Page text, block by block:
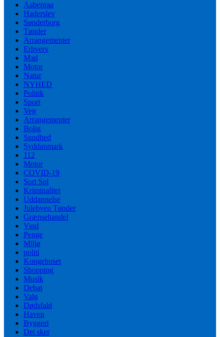
Aabenraa
Haderslev
Sønderborg
Tønder
Arrangementer
Erhverv
Mad
Motor
Natur
NYHED
Politik
Sport
Vejr
Arrangementer
Bolig
Sundhed
Syddanmark
112
Motor
COVID-19
Sort Sol
Kriminalitet
Uddannelse
Julebyen Tønder
Grænsehandel
Vind
Penge
Miljø
politi
Kongehuset
Shopping
Musik
Debat
Valg
Dødsfald
Haven
Byggeri
Det sker